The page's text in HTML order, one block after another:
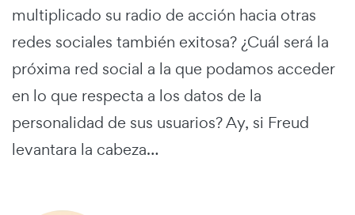
multiplicado su radio de acción hacia otras
redes sociales también exitosa? ¿Cuál será la
próxima red social a la que podamos acceder
en lo que respecta a los datos de la
personalidad de sus usuarios? Ay, si Freud
levantara la cabeza…